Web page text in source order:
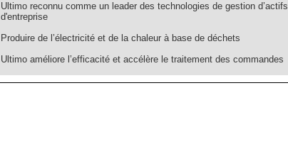
Ultimo reconnu comme un leader des technologies de gestion d’actifs
d'entreprise
Produire de l’électricité et de la chaleur à base de déchets
Ultimo améliore l’efficacité et accélère le traitement des commandes